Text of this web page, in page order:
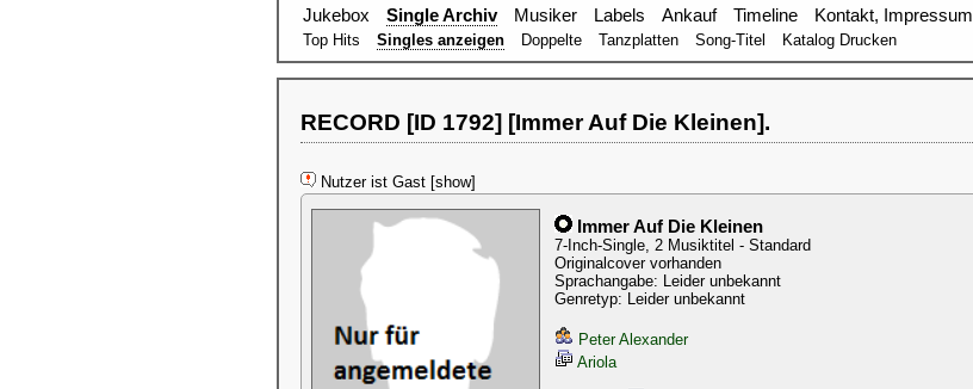
Jukebox Single Archiv Musiker Labels Ankauf Timeline Kontakt, Impressum
Top Hits Singles anzeigen Doppelte Tanzplatten Song-Titel Katalog Drucken
RECORD [ID 1792] [Immer Auf Die Kleinen].
Nutzer ist Gast [show]
Immer Auf Die Kleinen
7-Inch-Single, 2 Musiktitel - Standard
Originalcover vorhanden
Sprachangabe: Leider unbekannt
Genretyp: Leider unbekannt
Peter Alexander
Ariola